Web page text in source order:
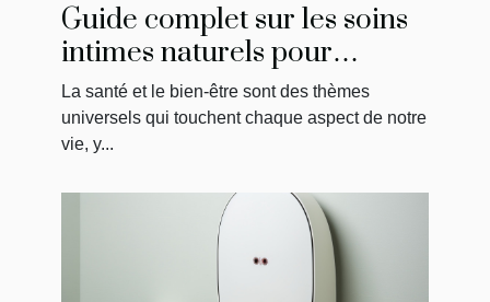
Guide complet sur les soins
intimes naturels pour
hommes
La santé et le bien-être sont des thèmes
universels qui touchent chaque aspect de notre
vie, y...